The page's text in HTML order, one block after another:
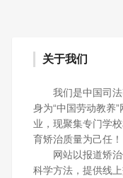
关于我们
我们是中国司法
身为“中国劳动教养
业，现聚集专门学
育矫治质量为己任！
网站以报道矫治
科学方法，提供线